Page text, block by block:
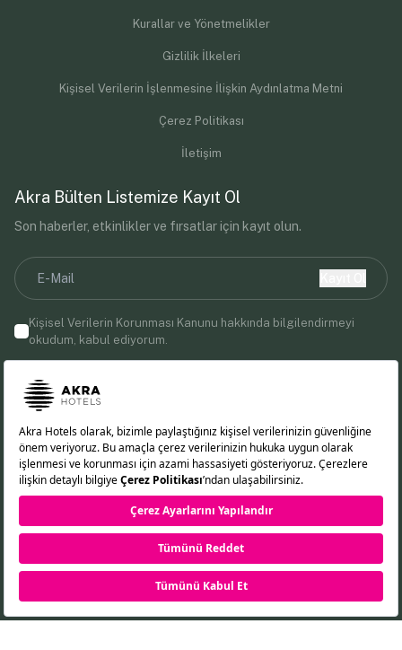
Kurallar ve Yönetmelikler
Gizlilik İlkeleri
Kişisel Verilerin İşlenmesine İlişkin Aydınlatma Metni
Çerez Politikası
İletişim
Akra Bülten Listemize Kayıt Ol
Son haberler, etkinlikler ve fırsatlar için kayıt olun.
Kişisel Verilerin Korunması Kanunu hakkında bilgilendirmeyi
okudum, kabul ediyorum.
iletişimleri almayı kabul etmiş olursunuz.
Bizi Takip Edin!
TR
DE
©2026 Akra Hotels. Tüm Hakları Saklıdır.
REZERVASYON